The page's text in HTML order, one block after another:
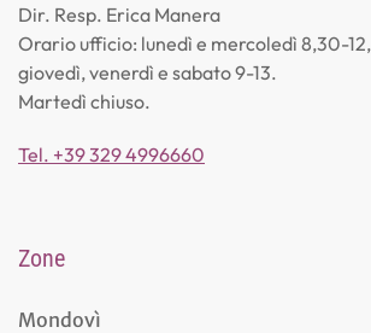
Dir. Resp. Erica Manera
Orario ufficio: lunedì e mercoledì 8,30-12,
giovedì, venerdì e sabato 9-13.
Martedì chiuso.
Tel. +39 329 4996660
Zone
Mondovì